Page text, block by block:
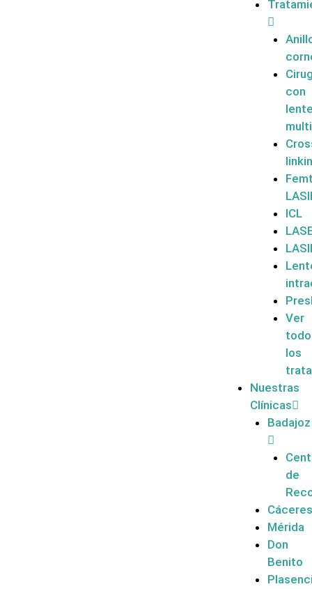
con
ICL
Ver
los
Nuestras
Clínicas
Badajoz
de
Mérida
Don
Benito